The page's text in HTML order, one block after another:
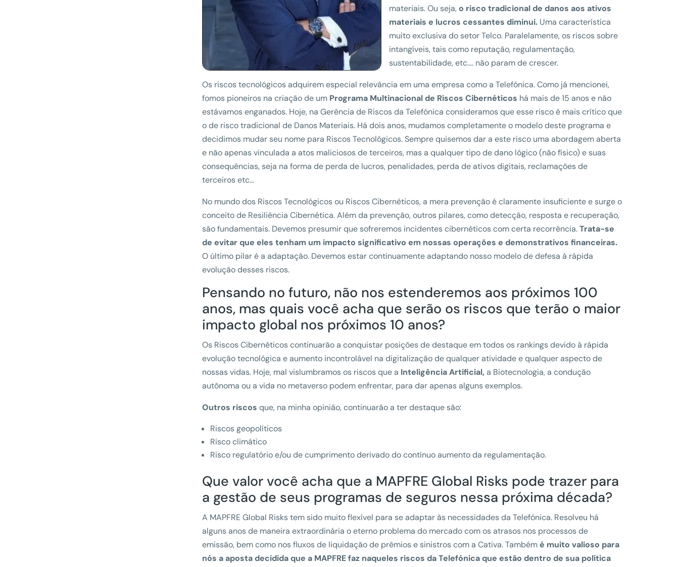
materiais. Ou seja,o risco tradicional de danos aos ativos
materiais e lucros cessantes diminui. Uma característica
muito exclusiva do setor Telco. Paralelamente, os riscos sobre
intangíveis, tais como reputação, regulamentação,
sustentabilidade, etc…. não param de crescer.
Os riscos tecnológicos adquirem especial relevância em uma empresa como a Telefónica. Como já mencionei,
fomos pioneiros na criação de um Programa Multinacional de Riscos Cibernéticos há mais de 15 anos e não
estávamos enganados. Hoje, na Gerência de Riscos da Telefónica consideramos que esse risco é mais crítico que
o de risco tradicional de Danos Materiais. Há dois anos, mudamos completamente o modelo deste programa e
decidimos mudar seu nome para Riscos Tecnológicos. Sempre quisemos dar a este risco uma abordagem aberta
e não apenas vinculada a atos maliciosos de terceiros, mas a qualquer tipo de dano lógico (não físico) e suas
consequências, seja na forma de perda de lucros, penalidades, perda de ativos digitais, reclamações de
terceiros etc…
No mundo dos Riscos Tecnológicos ou Riscos Cibernéticos, a mera prevenção é claramente insuficiente e surge o
conceito de Resiliência Cibernética. Além da prevenção, outros pilares, como detecção, resposta e recuperação,
são fundamentais. Devemos presumir que sofreremos incidentes cibernéticos com certa recorrência.Trata-se
de evitar que eles tenham um impacto significativo em nossas operações e demonstrativos financeiras.
O último pilar é a adaptação. Devemos estar continuamente adaptando nosso modelo de defesa à rápida
evolução desses riscos.
Pensando no futuro, não nos estenderemos aos próximos 100
anos, mas quais você acha que serão os riscos que terão o maior
impacto global nos próximos 10 anos?
Os Riscos Cibernéticos continuarão a conquistar posições de destaque em todos os rankings devido à rápida
evolução tecnológica e aumento incontrolável na digitalização de qualquer atividade e qualquer aspecto de
nossas vidas. Hoje, mal vislumbramos os riscos que a Inteligência Artificial, a Biotecnologia, a condução
autônoma ou a vida no metaverso podem enfrentar, para dar apenas alguns exemplos.
Outros riscos que, na minha opinião, continuarão a ter destaque são:
Riscos geopolíticos
Risco climático
Risco regulatório e/ou de cumprimento derivado do contínuo aumento da regulamentação.
Que valor você acha que a MAPFRE Global Risks pode trazer para
a gestão de seus programas de seguros nessa próxima década?
A MAPFRE Global Risks tem sido muito flexível para se adaptar às necessidades da Telefónica. Resolveu há
alguns anos de maneira extraordinária o eterno problema do mercado com os atrasos nos processos de
emissão, bem como nos fluxos de liquidação de prêmios e sinistros com a Cativa. Tambémé muito valioso para
nós a aposta decidida que a MAPFRE faz naqueles riscos da Telefónica que estão dentro de sua política